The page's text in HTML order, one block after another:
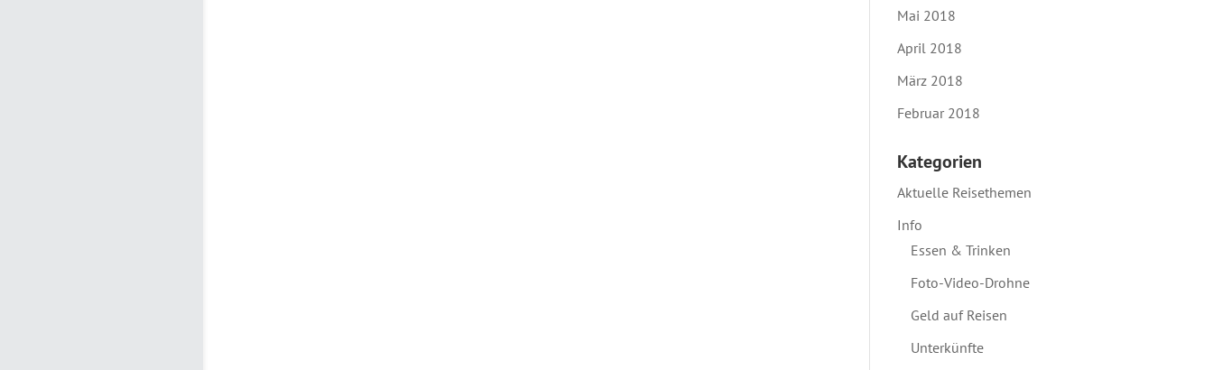
Mai 2018
April 2018
März 2018
Februar 2018
Kategorien
Aktuelle Reisethemen
Info
Essen & Trinken
Foto-Video-Drohne
Geld auf Reisen
Unterkünfte